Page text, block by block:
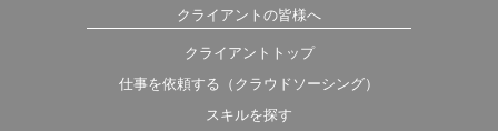
クライアントの皆様へ
クライアントトップ
仕事を依頼する（クラウドソーシング）
スキルを探す